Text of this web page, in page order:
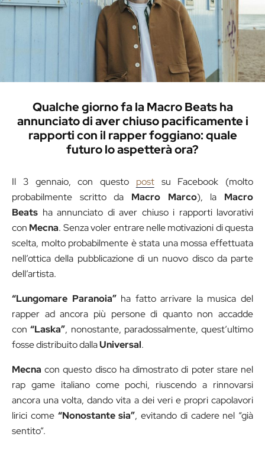
Qualche giorno fa la Macro Beats ha
annunciato di aver chiuso pacificamente i
rapporti con il rapper foggiano: quale
futuro lo aspetterà ora?
Il 3 gennaio, con questo postsu Facebook (molto
probabilmente scritto da Macro Marco), la Macro
Beats ha annunciato di aver chiuso i rapporti lavorativi
con Mecna. Senza voler entrare nelle motivazioni di questa
scelta, molto probabilmente è stata una mossa effettuata
nell’ottica della pubblicazione di un nuovo disco da parte
dell’artista.
“Lungomare Paranoia”ha fatto arrivare la musica del
rapper ad ancora più persone di quanto non accadde
con“Laska”, nonostante, paradossalmente, quest’ultimo
fosse distribuito dallaUniversal.
Mecnacon questo disco ha dimostrato di poter stare nel
rap game italiano come pochi, riuscendo a rinnovarsi
ancora una volta, dando vita a dei veri e propri capolavori
lirici come “Nonostante sia”, evitando di cadere nel “già
sentito”.